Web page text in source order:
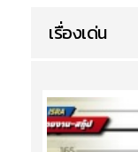
เรื่องเด่น